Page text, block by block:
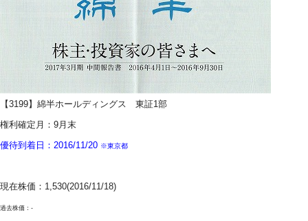
【3199】綿半ホールディングス 東証1部
権利確定月：9月末
優待到着日：2016/11/20 ※東京都
現在株価：1,530(2016/11/18)
過去株価：-